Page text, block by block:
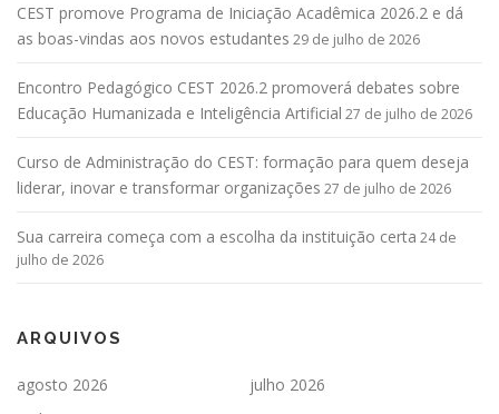
CEST promove Programa de Iniciação Acadêmica 2026.2 e dá
as boas-vindas aos novos estudantes 29 de julho de 2026
Encontro Pedagógico CEST 2026.2 promoverá debates sobre
Educação Humanizada e Inteligência Artificial 27 de julho de 2026
Curso de Administração do CEST: formação para quem deseja
liderar, inovar e transformar organizações 27 de julho de 2026
Sua carreira começa com a escolha da instituição certa 24 de
julho de 2026
ARQUIVOS
agosto 2026
julho 2026